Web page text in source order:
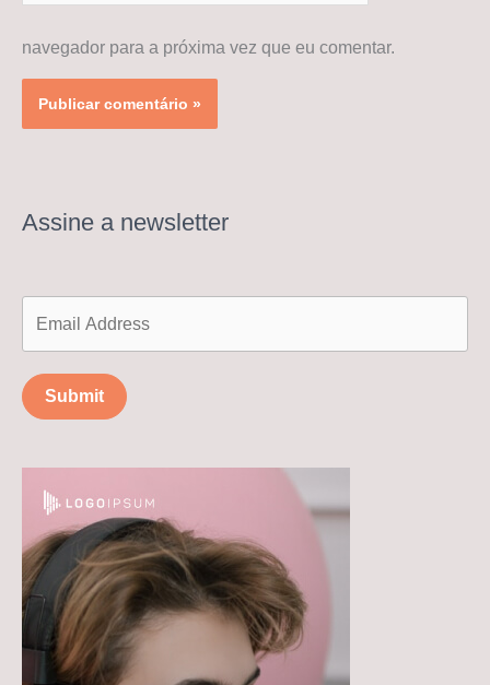
navegador para a próxima vez que eu comentar.
Assine a newsletter
Submit